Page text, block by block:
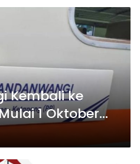
Kembali ke
1 Oktober